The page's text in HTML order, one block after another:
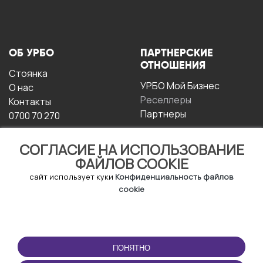
СОГЛАСИЕ НА ИСПОЛЬЗОВАНИЕ
ФАЙЛОВ COOKIE
сайт использует куки Конфиденциальность файлов
cookie
ПОНЯТНО
ОБ УРБО
Стоянка
О нас
Контакты
0700 70 270
ПАРТНЕРСКИЕ
ОТНОШЕНИЯ
УРБО Мой Бизнес
Реселлеры
Партнеры
ЭКСПЛУАТАЦИИ
Условия и положения
ПРИЛОЖЕНИЕ